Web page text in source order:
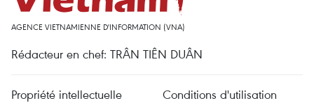
AGENCE VIETNAMIENNE D'INFORMATION (VNA)
Rédacteur en chef: TRÂN TIÊN DUÂN
Propriété intellectuelle Conditions d'utilisation